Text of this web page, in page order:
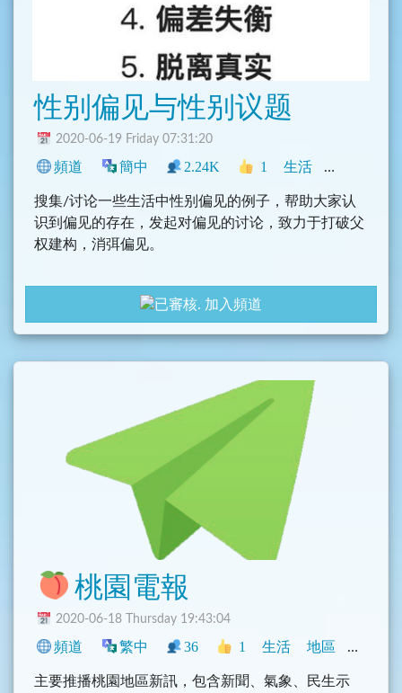
性别偏见与性别议题
2020-06-19 Friday 07:31:20
頻道 簡中 2.24K 1 生活 新聞
搜集/讨论一些生活中性别偏见的例子，帮助大家认
识到偏见的存在，发起对偏见的讨论，致力于打破父
权建构，消弭偏见。
加入頻道
桃園電報
2020-06-18 Thursday 19:43:04
頻道 繁中 36 1 生活 地區 新聞
主要推播桃園地區新訊，包含新聞、氣象、民生示